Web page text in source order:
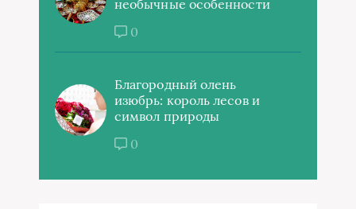
необычные особенности
0
Благородный олень
изюбрь: король лесов и
символ природы
0